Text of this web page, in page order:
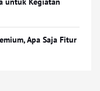
Apa Saja Fitur